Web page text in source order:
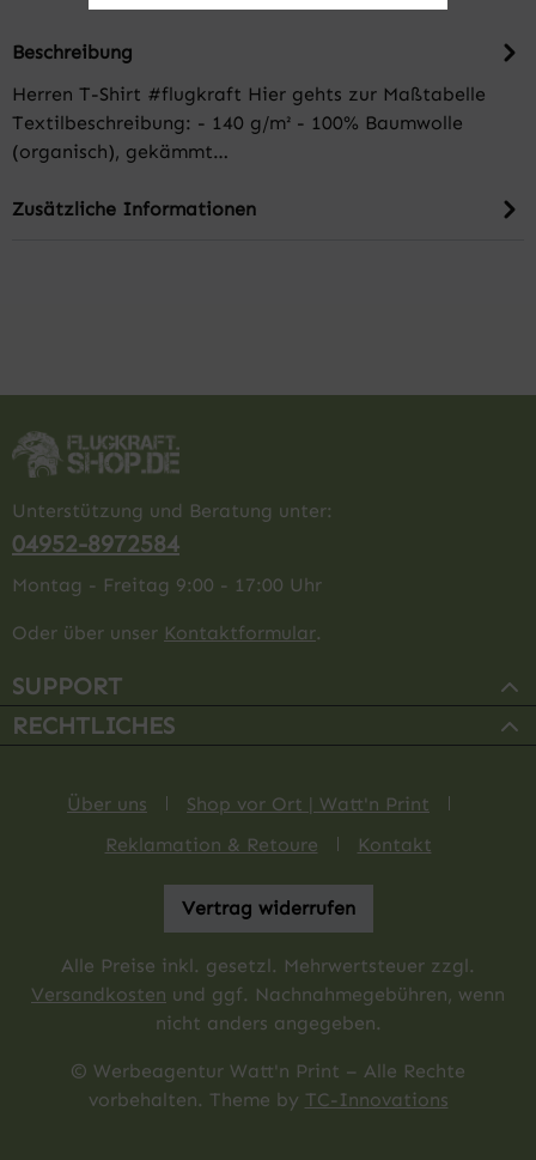
Beschreibung
Herren T-Shirt #flugkraft Hier gehts zur Maßtabelle
Textilbeschreibung: - 140 g/m² - 100% Baumwolle
(organisch), gekämmt…
Zusätzliche Informationen
Unterstützung und Beratung unter:
04952-8972584
Montag - Freitag 9:00 - 17:00 Uhr
Oder über unser Kontaktformular.
SUPPORT
RECHTLICHES
Über uns
Shop vor Ort | Watt'n Print
Reklamation & Retoure
Kontakt
Vertrag widerrufen
Alle Preise inkl. gesetzl. Mehrwertsteuer zzgl.
Versandkosten und ggf. Nachnahmegebühren, wenn
nicht anders angegeben.
© Werbeagentur Watt'n Print – Alle Rechte
vorbehalten. Theme by TC-Innovations